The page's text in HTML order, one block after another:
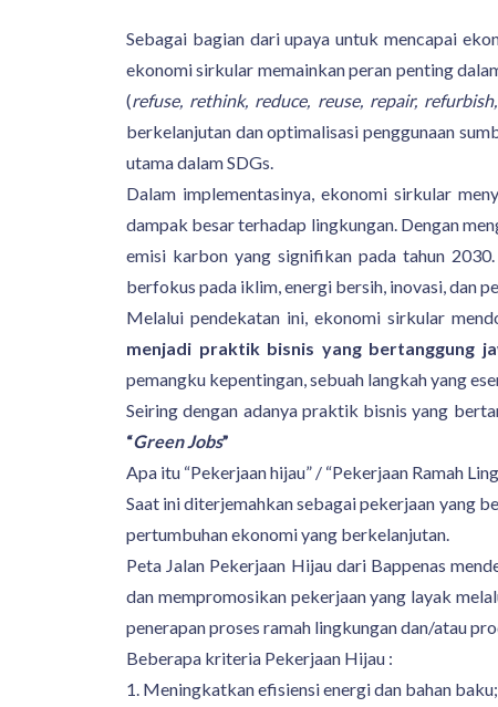
Sebagai bagian dari upaya untuk mencapai
ekonomi sirkular memainkan peran penting
(refuse, rethink, reduce, reuse, repair,
berkelanjutan dan optimalisasi penggunaan
utama dalam SDGs.
Dalam implementasinya, ekonomi sirkular
dampak besar terhadap lingkungan. Dengan
emisi karbon yang signifikan pada tahun
berfokus pada iklim, energi bersih, inovasi, dan
Melalui pendekatan ini, ekonomi sirkular
menjadi praktik bisnis yang bertanggung
pemangku kepentingan, sebuah langkah yang
Seiring dengan adanya praktik bisnis yang
“Green Jobs”
Apa itu “Pekerjaan hijau” / “Pekerjaan Ramah
Saat ini diterjemahkan sebagai pekerjaan yang
pertumbuhan ekonomi yang berkelanjutan.
Peta Jalan Pekerjaan Hijau dari Bappenas
dan mempromosikan pekerjaan yang layak
penerapan proses ramah lingkungan dan/atau
Beberapa kriteria Pekerjaan Hijau :
1. Meningkatkan efisiensi energi dan bahan baku;